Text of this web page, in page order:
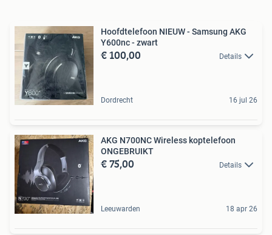
Hoofdtelefoon NIEUW - Samsung AKG
Y600nc - zwart
€ 100,00 Details
Dordrecht 16 jul 26
AKG N700NC Wireless koptelefoon
ONGEBRUIKT
€ 75,00 Details
Leeuwarden 18 apr 26